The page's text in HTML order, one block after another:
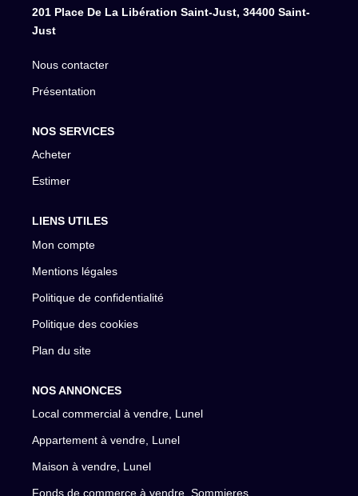
201 Place De La Libération Saint-Just, 34400 Saint-
Just
Nous contacter
Présentation
NOS SERVICES
Acheter
Estimer
LIENS UTILES
Mon compte
Mentions légales
Politique de confidentialité
Politique des cookies
Plan du site
NOS ANNONCES
Local commercial à vendre, Lunel
Appartement à vendre, Lunel
Maison à vendre, Lunel
Fonds de commerce à vendre, Sommieres